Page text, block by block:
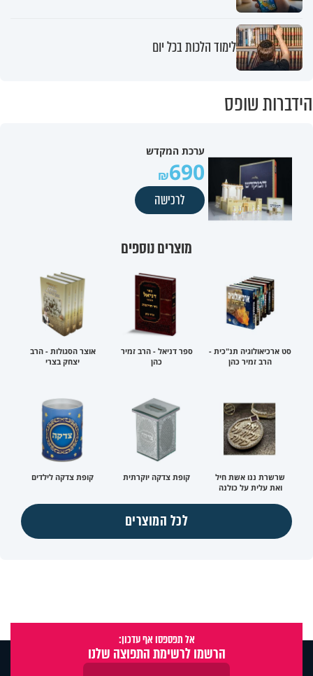
לימוד הלכות בכל יום
הידברות שופס
ערכת המקדש
690
לרכישה
מוצרים נוספים
סט ארכיאולוגיה תנ"כית -
הרב זמיר כהן
ספר דניאל - הרב זמיר
כהן
אוצר הסגולות - הרב
יצחק בצרי
שרשרת ננו אשת חיל
ואת עלית על כולנה
קופת צדקה יוקרתית קופת צדקה לילדים
לכל המוצרים
אל תפספסו אף עדכון:
הרשמו לרשימת התפוצה שלנו